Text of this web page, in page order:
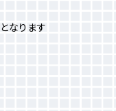
なります